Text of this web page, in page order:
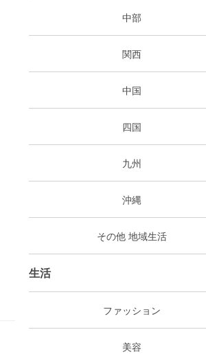
中部
関西
中国
四国
九州
沖縄
その他 地域生活
生活
ファッション
美容